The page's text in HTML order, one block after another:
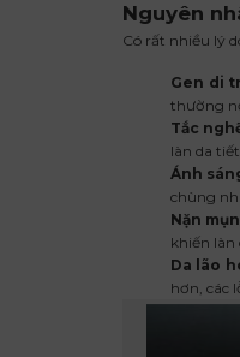
Nguyên
Có rất nhiều lý
Gen di
thường
Tắc
làn da
Ánh
chùng
Nặn
khiến làn
Da lão
hơn, các